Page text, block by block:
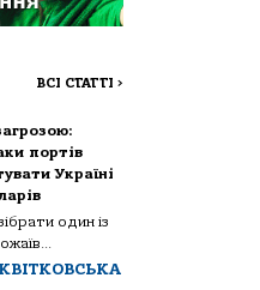
ВСІ СТАТТІ >
портів
Україні
один із